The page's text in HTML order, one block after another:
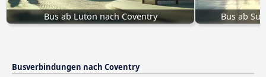
Bus ab Luton nach Coventry Bus ab
Busverbindungen nach Coventry